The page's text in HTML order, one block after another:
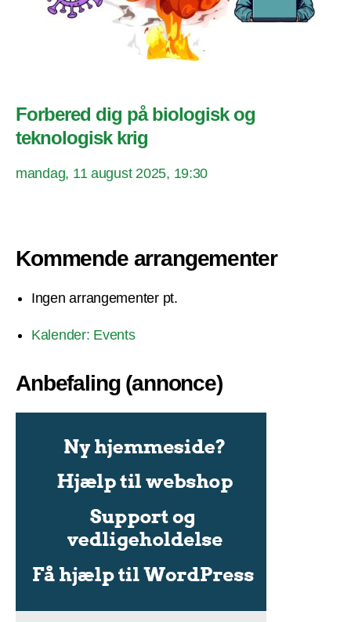
Forbered dig på biologisk og
teknologisk krig
mandag, 11 august 2025, 19:30
Kommende arrangementer
Ingen arrangementer pt.
Kalender: Events
Anbefaling (annonce)